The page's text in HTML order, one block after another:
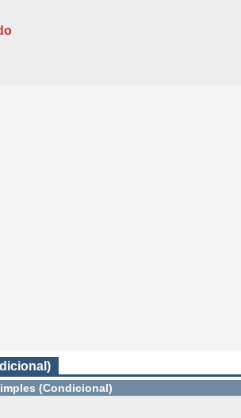
(Condicional)